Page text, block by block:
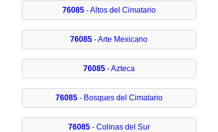
76085- Altos del Cimatario
76085 - Arte Mexicano
76085- Azteca
76085- Bosques del Cimatario
76085- Colinas del Sur